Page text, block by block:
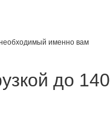
именно вам
до 140